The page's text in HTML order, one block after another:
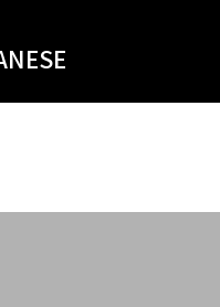
難が見受けられず、